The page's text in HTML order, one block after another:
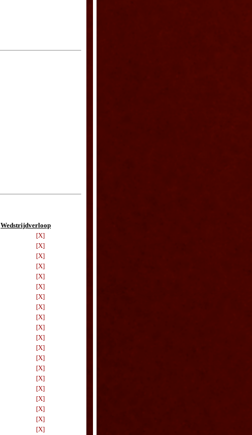
Wedstrijdverloop
[X]
[X]
[X]
[X]
[X]
[X]
[X]
[X]
[X]
[X]
[X]
[X]
[X]
[X]
[X]
[X]
[X]
[X]
[X]
[X]